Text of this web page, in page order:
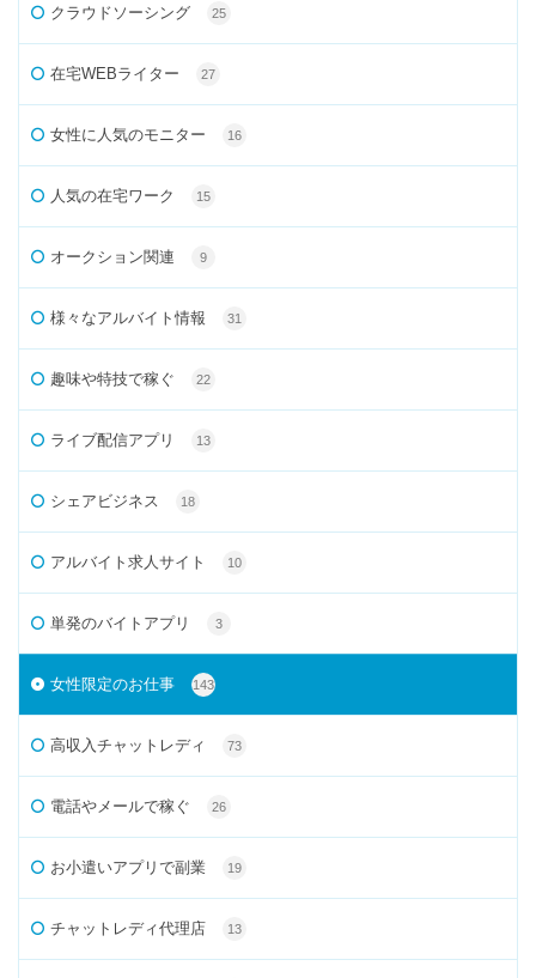
クラウドソーシング 25
在宅WEBライター 27
女性に人気のモニター 16
人気の在宅ワーク 15
オークション関連 9
様々なアルバイト情報 31
趣味や特技で稼ぐ 22
ライブ配信アプリ 13
シェアビジネス 18
アルバイト求人サイト 10
単発のバイトアプリ 3
女性限定のお仕事 143
高収入チャットレディ 73
電話やメールで稼ぐ 26
お小遣いアプリで副業 19
チャットレディ代理店 13